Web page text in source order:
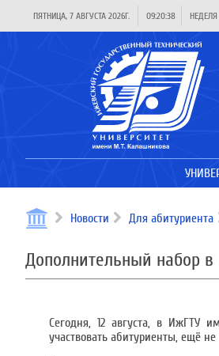
ПЯТНИЦА, 7 АВГУСТА 2026Г. 09:20:38
Новости Для абитуриента
Дополнительный набор
Сегодня, 12 августа, в ИжГТУ
участвовать абитуриенты, ещё